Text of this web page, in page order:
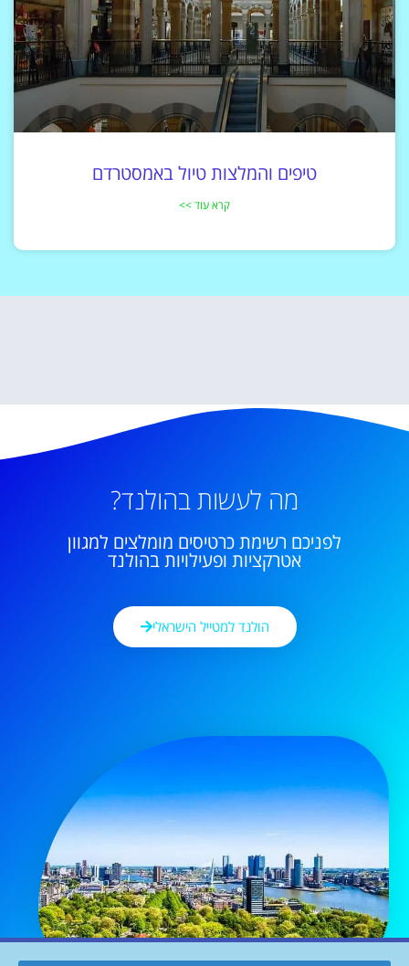
טיפים והמלצות טיול באמסטרדם
קרא עוד >>
מה לעשות בהולנד?
לפניכם רשימת כרטיסים מומלצים למגוון
אטרקציות ופעילויות בהולנד
הולנד למטייל הישראלי